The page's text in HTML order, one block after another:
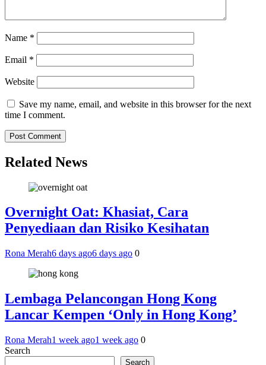
Name *
Email *
Website
Save my name, email, and website in this browser for the next
time I comment.
Related News
Overnight Oat: Khasiat, Cara
Penyediaan dan Risiko Kesihatan
Rona Merah6 days ago6 days ago 0
Lembaga Pelancongan Hong Kong
Lancar Kempen ‘Only in Hong Kong’
Rona Merah1 week ago1 week ago 0
Search
Search